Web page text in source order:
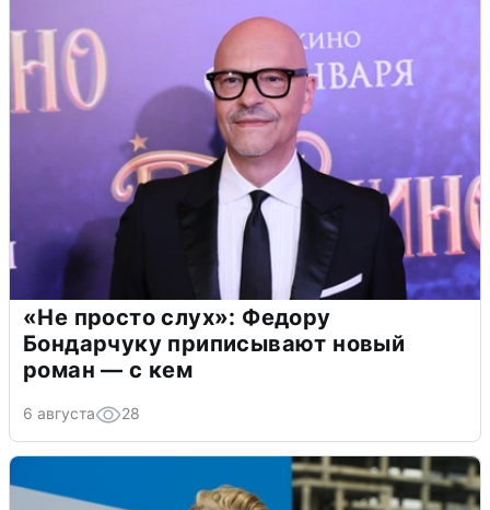
«Не просто слух»: Федору
Бондарчуку приписывают новый
роман — с кем
6 августа 28